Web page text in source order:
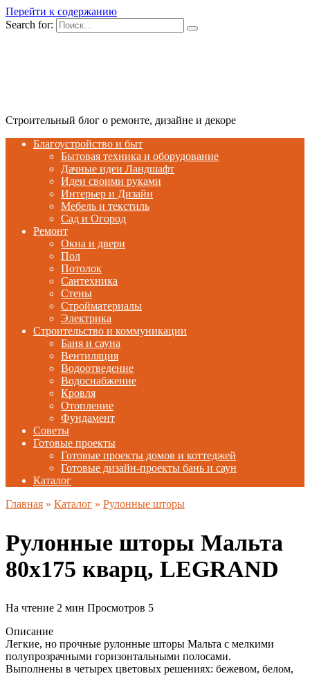
Перейти к содержанию
Search for:
Строительный блог о ремонте, дизайне и декоре
Благоустройство и быт
Бытовая техника и оборудование
Дачные идеи Ландшафт
Идеи своими руками
Интерьер и Дизайн
Мебель и текстиль
Сад и Огород
Ремонт
Окна и двери
Пол
Потолок
Сантехника
Стены
Стройматериалы
Электрика
Строительство и коммуникации
Баня и сауна
Вентиляция
Водоотведение
Водоснабжение
Кровля
Отопление
Фундамент
Советы
Готовые проекты
Готовые проекты домов и коттеджей
Готовые дизайн-проекты бань и саун
Каталог
Главная » Каталог » Рулонные шторы
Рулонные шторы Мальта
80х175 кварц, LEGRAND
На чтение 2 мин Просмотров 5
Описание
Легкие, но прочные рулонные шторы Мальта с мелкими
полупрозрачными горизонтальными полосами.
Выполнены в четырех цветовых решениях: бежевом, белом,